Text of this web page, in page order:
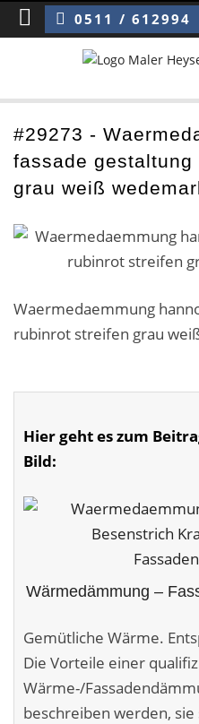
Sie sind hier:Waermedaemmung hannover
0511 / 612994
Referenzen und
Bodenbeläge
#29273 -
fassade
grau weiß
Waermedaemmung
rubinrot streifen grau
Hier geht es zum
Bild:
Wärmedämmung –
Gemütliche Wärme.
Die Vorteile einer
Wärme-/
beschreiben werden,